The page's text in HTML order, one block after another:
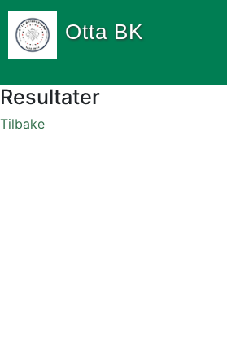
Otta BK
Resultater
Tilbake